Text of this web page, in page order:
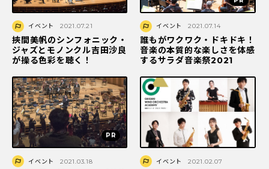
イベント 2021.07.21
挾間美帆のシンフォニック・
ジャズとモノンクル吉田沙良
が操る色彩を聴く！
イベント 2021.07.14
誰もがワクワク・ドキドキ！
音楽の本質的な楽しさを体感
するサラダ音楽祭2021
イベント 2021.03.18 イベント 2021.02.07